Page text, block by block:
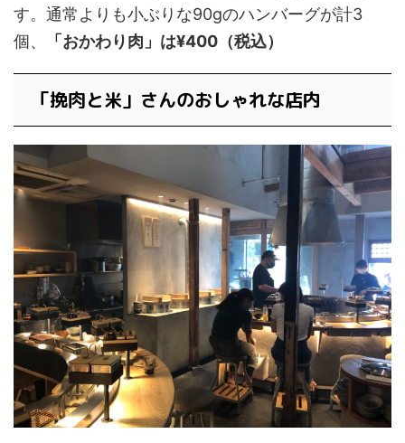
す。通常よりも小ぶりな90gのハンバーグが計3
個、
「おかわり肉」は¥400（税込）
「挽肉と米」さんのおしゃれな店内